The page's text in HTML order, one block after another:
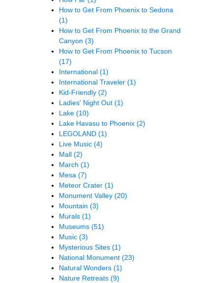
How to Get From Phoenix to Sedona
(1)
How to Get From Phoenix to the Grand
Canyon (3)
How to Get From Phoenix to Tucson
(17)
International (1)
International Traveler (1)
Kid-Friendly (2)
Ladies' Night Out (1)
Lake (10)
Lake Havasu to Phoenix (2)
LEGOLAND (1)
Live Music (4)
Mall (2)
March (1)
Mesa (7)
Meteor Crater (1)
Monument Valley (20)
Mountain (3)
Murals (1)
Museums (51)
Music (3)
Mysterious Sites (1)
National Monument (23)
Natural Wonders (1)
Nature Retreats (9)